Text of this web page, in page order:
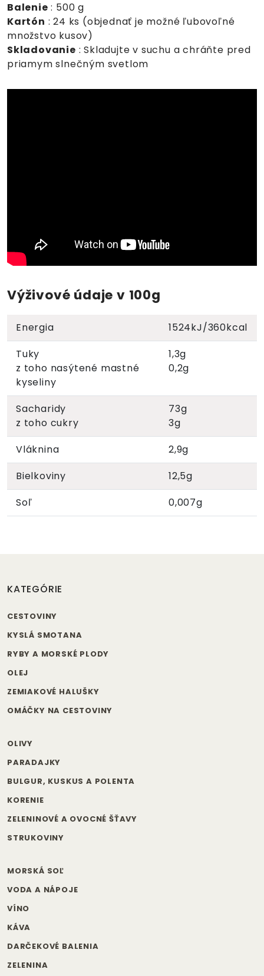
Balenie : 500 g
Kartón : 24 ks (objednať je možné ľubovoľné
množstvo kusov)
Skladovanie : Skladujte v suchu a chráňte pred
priamym slnečným svetlom
Výživové údaje v 100g
Energia
1524kJ/360kcal
Tuky
z toho nasýtené mastné
kyseliny
1,3g
0,2g
Sacharidy
z toho cukry
73g
3g
Vláknina
2,9g
Bielkoviny
12,5g
Soľ
0,007g
KATEGÓRIE
CESTOVINY
KYSLÁ SMOTANA
RYBY A MORSKÉ PLODY
OLEJ
ZEMIAKOVÉ HALUŠKY
OMÁČKY NA CESTOVINY
OLIVY
PARADAJKY
BULGUR, KUSKUS A POLENTA
KORENIE
ZELENINOVÉ A OVOCNÉ ŠŤAVY
STRUKOVINY
MORSKÁ SOĽ
VODA A NÁPOJE
VÍNO
KÁVA
DARČEKOVÉ BALENIA
ZELENINA